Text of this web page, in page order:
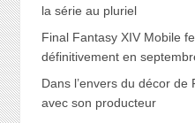
la série au pluriel
Final Fantasy XIV Mobile
définitivement en
Dans l’envers du décor
avec son producteur